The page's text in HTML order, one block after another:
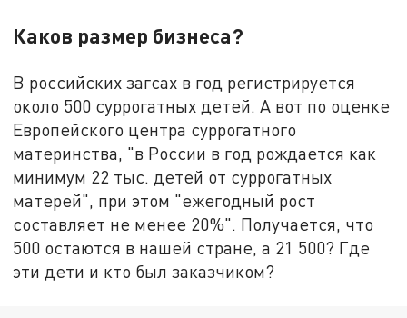
Каков размер бизнеса?
В российских загсах в год регистрируется
около 500 суррогатных детей. А вот по оценке
Европейского центра суррогатного
материнства, "в России в год рождается как
минимум 22 тыс. детей от суррогатных
матерей", при этом "ежегодный рост
составляет не менее 20%". Получается, что
500 остаются в нашей стране, а 21 500? Где
эти дети и кто был заказчиком?